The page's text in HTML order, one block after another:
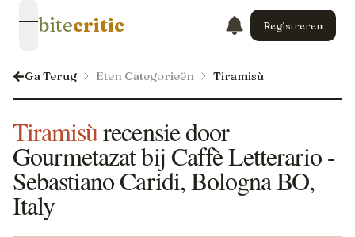
open navigation menu
bitecritic Registreren
Ga Terug Eten Categorieën Tiramisù
Tiramisùrecensie door
Gourmetazat bij Caffè Letterario -
Sebastiano Caridi, Bologna BO,
Italy